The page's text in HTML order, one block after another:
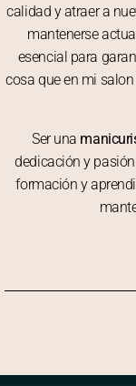
calidad y atraer a
mantenerse
esencial para
cosa que en mi
Ser una
dedicación y
formación y